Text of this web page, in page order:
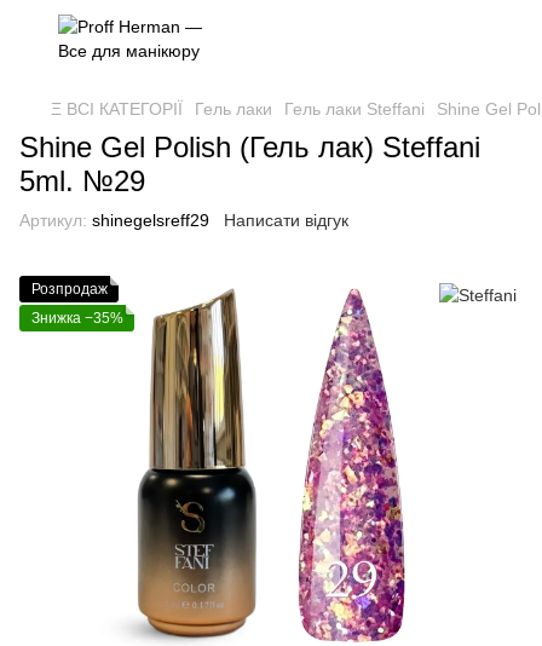
Ξ ВСІ КАТЕГОРІЇ Гель лаки Гель лаки Steffani Shine Gel
Shine Gel Polish (Гель лак) Steffani
5ml. №29
Артикул: shinegelsreff29 Написати відгук
Розпродаж
Знижка −35%